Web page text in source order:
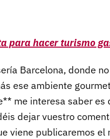
para hacer turismo
Barcelona, donde
ese ambiente
me interesa saber es
dejar vuestro
viene publicaremos el